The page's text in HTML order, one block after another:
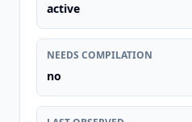
active
NEEDS COMPILATION
no